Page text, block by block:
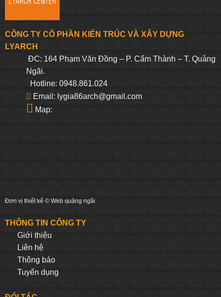
CÔNG TY CỔ PHẦN KIẾN TRÚC VÀ XÂY DỰNG
LYARCH
ĐC: 164 Phạm Văn Đồng – P. Cẩm Thành – T. Quảng
Ngãi.
Hotline: 0948.861.024
Email: lygia86arch@gmail.com
Map:
Đơn vị thiết kế © Web quảng ngãi
THÔNG TIN CÔNG TY
Giới thiệu
Liên hệ
Thông báo
Tuyển dụng